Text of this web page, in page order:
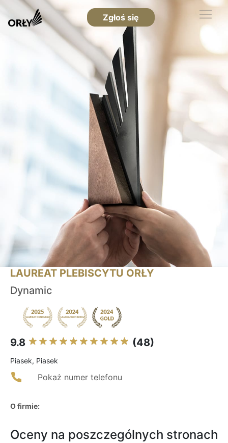
Zgłoś się
LAUREAT PLEBISCYTU ORŁY
Dynamic
9.8 (48)
Piasek, Piasek
Pokaż numer telefonu
O firmie:
Oceny na poszczególnych stronach